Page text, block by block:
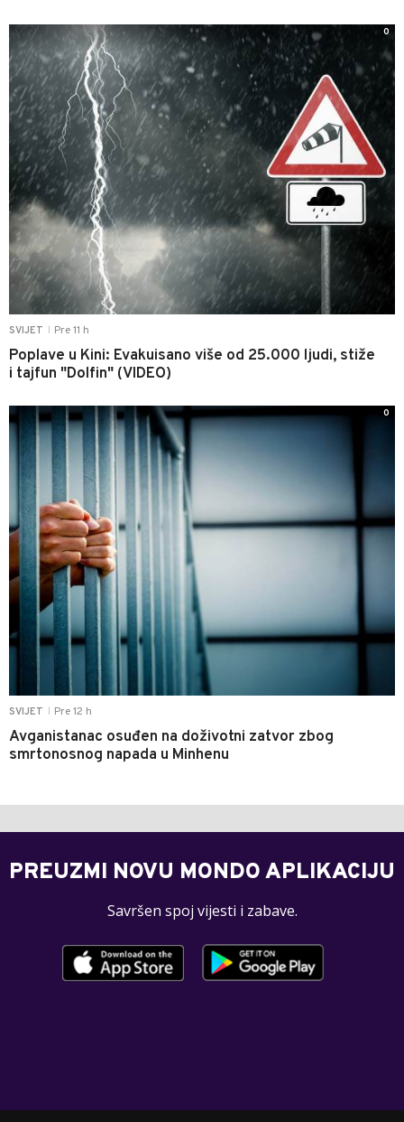
SVIJET Pre 11 h
Poplave u Kini: Evakuisano više od 25.000 ljudi, stiže
i tajfun "Dolfin" (VIDEO)
0
SVIJET Pre 12 h
Avganistanac osuđen na doživotni zatvor zbog
smrtonosnog napada u Minhenu
0
PREUZMI NOVU MONDO APLIKACIJU
Savršen spoj vijesti i zabave.